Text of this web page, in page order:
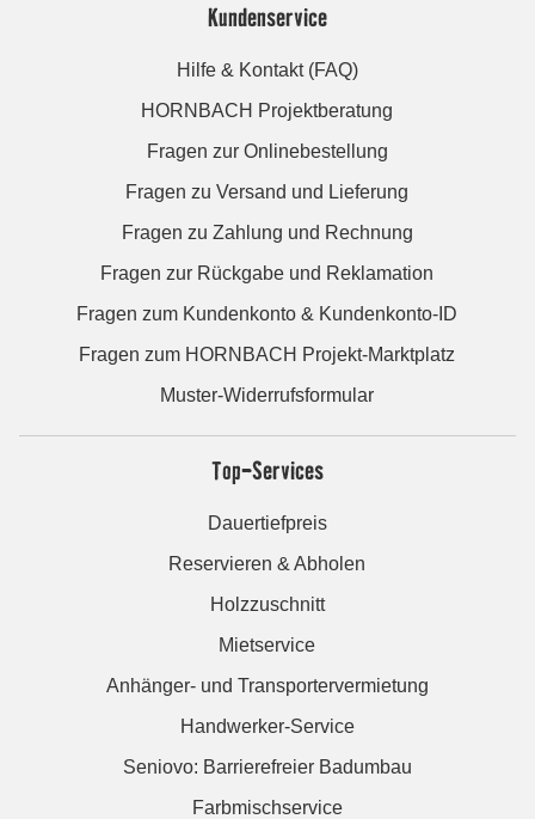
Kundenservice
Hilfe & Kontakt (FAQ)
HORNBACH Projektberatung
Fragen zur Onlinebestellung
Fragen zu Versand und Lieferung
Fragen zu Zahlung und Rechnung
Fragen zur Rückgabe und Reklamation
Fragen zum Kundenkonto & Kundenkonto-ID
Fragen zum HORNBACH Projekt-Marktplatz
Muster-Widerrufsformular
Top-Services
Dauertiefpreis
Reservieren & Abholen
Holzzuschnitt
Mietservice
Anhänger- und Transportervermietung
Handwerker-Service
Seniovo: Barrierefreier Badumbau
Farbmischservice